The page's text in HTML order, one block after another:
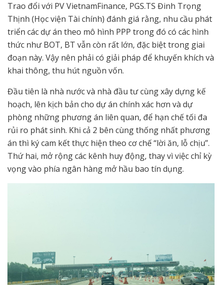
Trao đổi với PV VietnamFinance, PGS.TS Đinh Trọng
Thịnh (Học viện Tài chính) đánh giá rằng, nhu cầu phát
triển các dự án theo mô hình PPP trong đó có các hình
thức như BOT, BT vẫn còn rất lớn, đặc biệt trong giai
đoạn này. Vậy nên phải có giải pháp để khuyến khích và
khai thông, thu hút nguồn vốn.
Đầu tiên là nhà nước và nhà đầu tư cùng xây dựng kế
hoạch, lên kịch bản cho dự án chính xác hơn và dự
phòng những phương án liên quan, để hạn chế tối đa
rủi ro phát sinh. Khi cả 2 bên cùng thống nhất phương
án thì ký cam kết thực hiện theo cơ chế “lời ăn, lỗ chịu”.
Thứ hai, mở rộng các kênh huy động, thay vì việc chỉ kỳ
vọng vào phía ngân hàng mở hầu bao tín dụng.